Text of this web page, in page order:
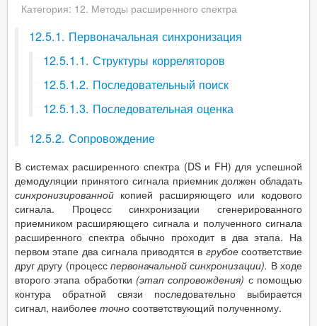
Категория: 12. Методы расширенного спектра
12.5.1. Первоначальная синхронизация
12.5.1.1. Структуры корреляторов
12.5.1.2. Последовательный поиск
12.5.1.3. Последовательная оценка
12.5.2. Сопровождение
В системах расширенного спектра (DS и FH) для успешной
демодуляции принятого сигнала приемник должен обладать
синхронизированной копией расширяющего или кодового
сигнала. Процесс синхронизации сгенерированного
приемником расширяющего сигнала и полученного сигнала
расширенного спектра обычно проходит в два этапа. На
первом этапе два сигнала приводятся в грубоесоответствие
друг другу (процесс первоначальной синхронизации). В ходе
второго этапа обработки (этап сопровождения) с помощью
контура обратной связи последовательно выбирается
сигнал, наиболее точно соответствующий полученному.